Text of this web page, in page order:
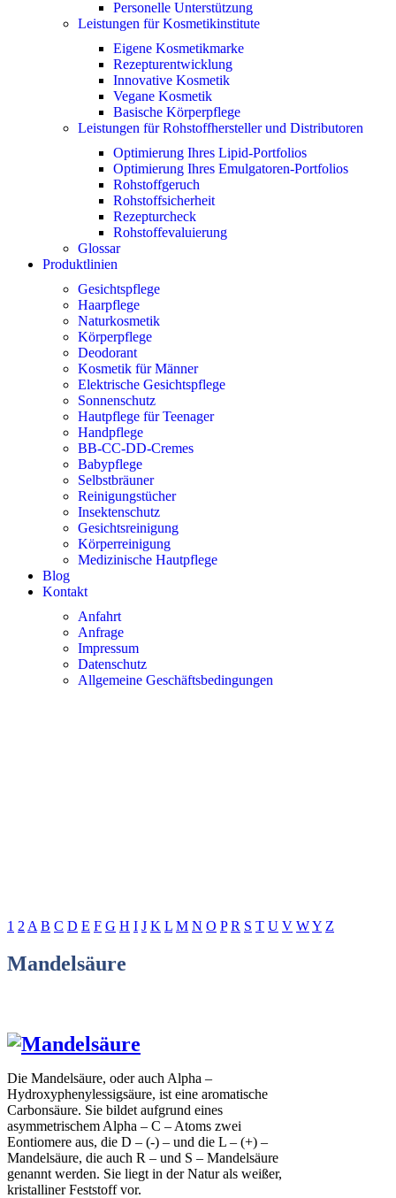
Personelle Unterstützung
Leistungen für Kosmetikinstitute
Eigene Kosmetikmarke
Rezepturentwicklung
Innovative Kosmetik
Vegane Kosmetik
Basische Körperpflege
Leistungen für Rohstoffhersteller und Distributoren
Optimierung Ihres Lipid-Portfolios
Optimierung Ihres Emulgatoren-Portfolios
Rohstoffgeruch
Rohstoffsicherheit
Rezepturcheck
Rohstoffevaluierung
Glossar
Produktlinien
Gesichtspflege
Haarpflege
Naturkosmetik
Körperpflege
Deodorant
Kosmetik für Männer
Elektrische Gesichtspflege
Sonnenschutz
Hautpflege für Teenager
Handpflege
BB-CC-DD-Cremes
Babypflege
Selbstbräuner
Reinigungstücher
Insektenschutz
Gesichtsreinigung
Körperreinigung
Medizinische Hautpflege
Blog
Kontakt
Anfahrt
Anfrage
Impressum
Datenschutz
Allgemeine Geschäftsbedingungen
1 2 A B C D E F G H I J K L M N O P R S T U V WY Z
Mandelsäure
Die Mandelsäure, oder auch Alpha –
Hydroxyphenylessigsäure, ist eine aromatische
Carbonsäure. Sie bildet aufgrund eines
asymmetrischem Alpha – C – Atoms zwei
Eontiomere aus, die D – (-) – und die L – (+) –
Mandelsäure, die auch R – und S – Mandelsäure
genannt werden. Sie liegt in der Natur als weißer,
kristalliner Feststoff vor.